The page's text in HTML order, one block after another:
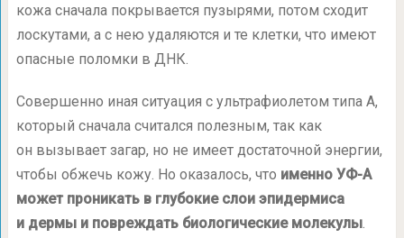
кожа сначала покрывается пузырями, потом сходит
лоскутами, а с нею удаляются и те клетки, что имеют
опасные поломки в ДНК.
Совершенно иная ситуация с ультрафиолетом типа А,
который сначала считался полезным, так как
он вызывает загар, но не имеет достаточной энергии,
чтобы обжечь кожу. Но оказалось, что именно УФ-А
может проникать в глубокие слои эпидермиса
и дермы и повреждать биологические молекулы.